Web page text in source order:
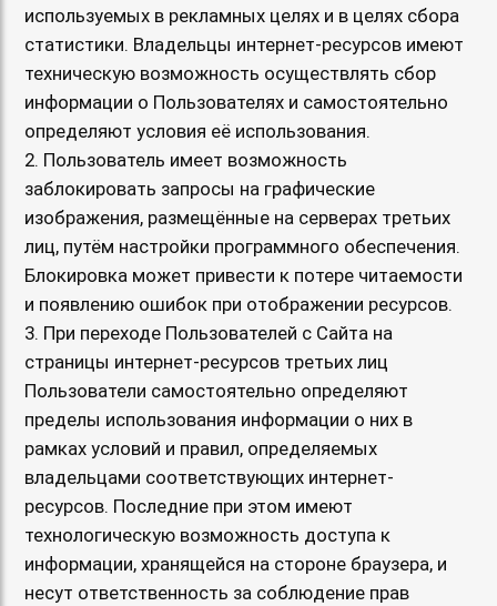
используемых в рекламных целях и в целях сбора
статистики. Владельцы интернет-ресурсов имеют
техническую возможность осуществлять сбор
информации о Пользователях и самостоятельно
определяют условия её использования.
2. Пользователь имеет возможность
заблокировать запросы на графические
изображения, размещённые на серверах третьих
лиц, путём настройки программного обеспечения.
Блокировка может привести к потере читаемости
и появлению ошибок при отображении ресурсов.
3. При переходе Пользователей с Сайта на
страницы интернет-ресурсов третьих лиц
Пользователи самостоятельно определяют
пределы использования информации о них в
рамках условий и правил, определяемых
владельцами соответствующих интернет-
ресурсов. Последние при этом имеют
технологическую возможность доступа к
информации, хранящейся на стороне браузера, и
несут ответственность за соблюдение прав